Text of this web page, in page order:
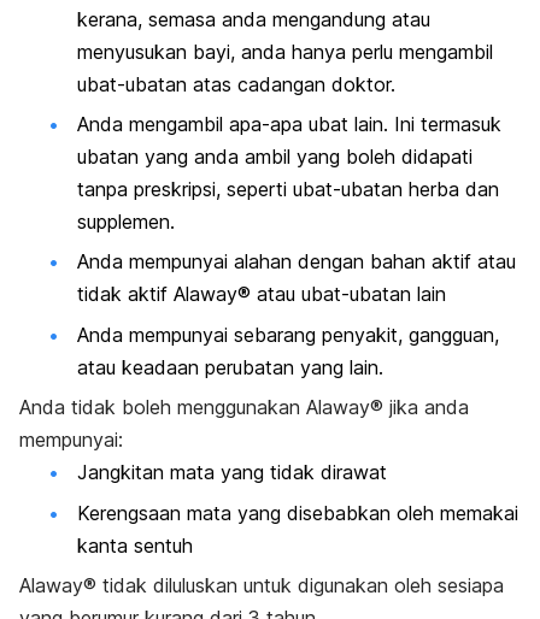
kerana, semasa anda mengandung atau
menyusukan bayi, anda hanya perlu mengambil
ubat-ubatan atas cadangan doktor.
Anda mengambil apa-apa ubat lain. Ini termasuk
ubatan yang anda ambil yang boleh didapati
tanpa preskripsi, seperti ubat-ubatan herba dan
supplemen.
Anda mempunyai alahan dengan bahan aktif atau
tidak aktif Alaway® atau ubat-ubatan lain
Anda mempunyai sebarang penyakit, gangguan,
atau keadaan perubatan yang lain.
Anda tidak boleh menggunakan Alaway® jika anda
mempunyai:
Jangkitan mata yang tidak dirawat
Kerengsaan mata yang disebabkan oleh memakai
kanta sentuh
Alaway® tidak diluluskan untuk digunakan oleh sesiapa